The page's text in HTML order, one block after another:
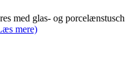
med glas- og porcelænstusch
mere)